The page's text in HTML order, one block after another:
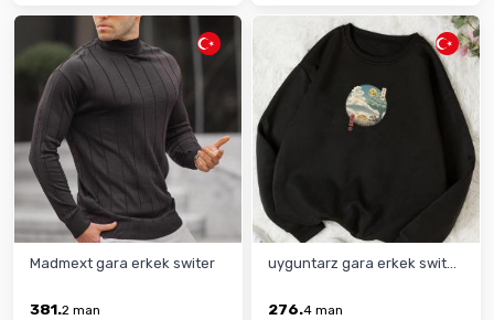
Madmext gara erkek switer
381.2 man
uyguntarz gara erkek swit...
276.4 man